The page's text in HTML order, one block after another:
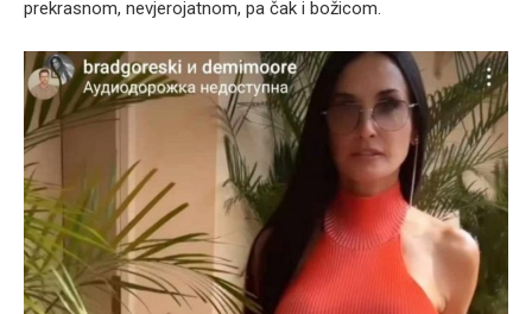
prekrasnom, nevjerojatnom, pa čak i božicom.